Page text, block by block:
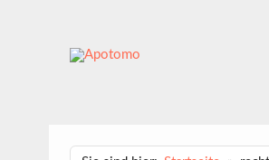
APOTOMO